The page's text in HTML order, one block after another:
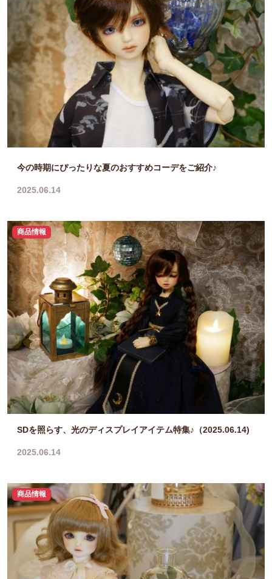
今の時期にぴったりな夏のおすすめコーデをご紹介♪
2025.06.14
商品情報
SDを照らす、光のディスプレイアイテム特集♪（2025.06.14)
2025.06.14
商品情報